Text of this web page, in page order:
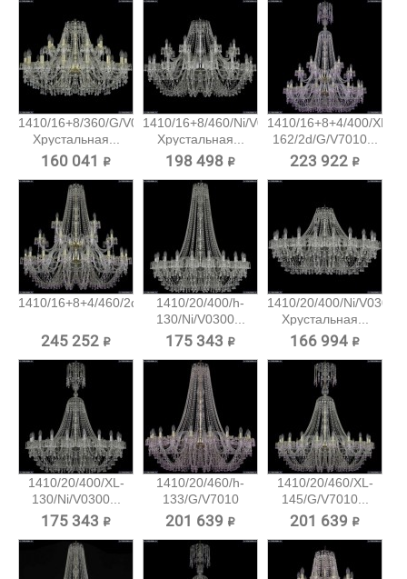
1410/16+8/360/G/V0300
Хрустальная...
160 041 ₽
1410/16+8/460/Ni/V0300
Хрустальная...
198 498 ₽
1410/16+8+4/400/XL-
162/2d/G/V7010...
223 922 ₽
1410/16+8+4/460/2d/G/V7010...
245 252 ₽
1410/20/400/h-
130/Ni/V0300...
175 343 ₽
1410/20/400/Ni/V0300
Хрустальная...
166 994 ₽
1410/20/400/XL-
130/Ni/V0300...
175 343 ₽
1410/20/460/h-
133/G/V7010
Хрустальная...
201 639 ₽
1410/20/460/XL-
145/G/V7010...
201 639 ₽